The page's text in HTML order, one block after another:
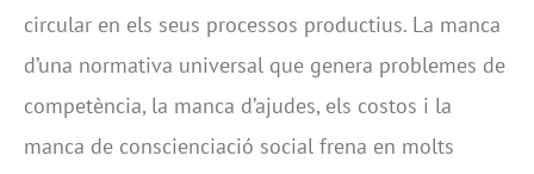
circular en els seus processos productius. La manca
d’una normativa universal que genera problemes de
competència, la manca d’ajudes, els costos i la
manca de conscienciació social frena en molts